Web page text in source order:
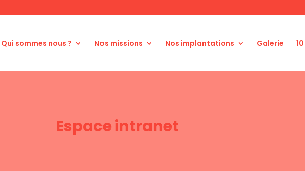
Qui sommes nous ? Nos missions Nos implantations Galerie
Espace intranet